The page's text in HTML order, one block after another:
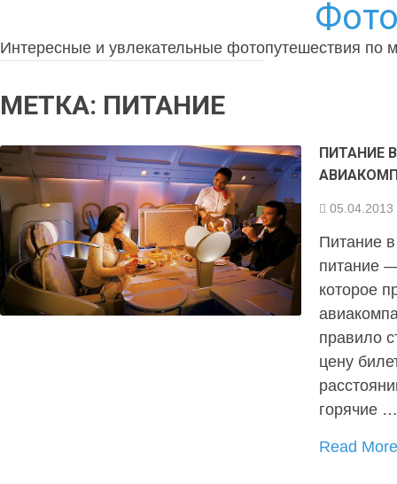
Интересные и увлекательные фотопутешествия по
МЕТКА: ПИТАНИЕ
ПИТАНИЕ
05.04.2013
Питание
питание
которое
правило
цену
горячие
Read